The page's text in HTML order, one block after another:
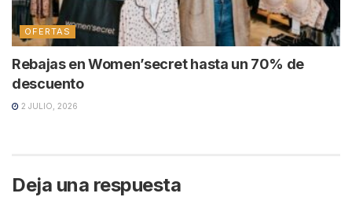
OFERTAS
Rebajas en Women’secret hasta un 70% de
descuento
2 JULIO, 2026
Deja una respuesta